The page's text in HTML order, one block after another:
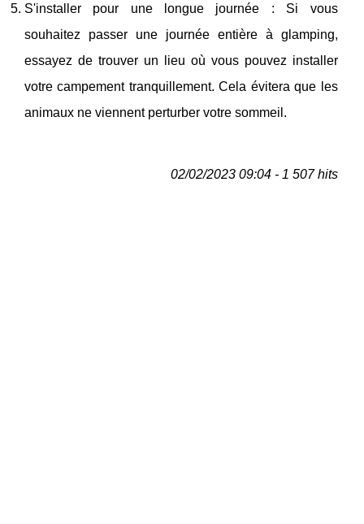
S'installer pour une longue journée : Si vous
souhaitez passer une journée entière à glamping,
essayez de trouver un lieu où vous pouvez installer
votre campement tranquillement. Cela évitera que les
animaux ne viennent perturber votre sommeil.
02/02/2023 09:04 - 1 507 hits